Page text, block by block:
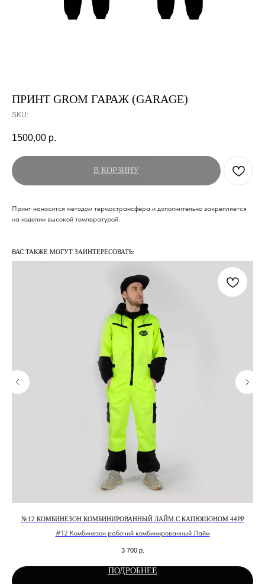
ПРИНТ GROM ГАРАЖ (GARAGE)
SKU:
1500,00 р.
В КОРЗИНУ
Принт наносится методом термострансфера и дополнительно закрепляется
на изделии высокой температурой.
ВАС ТАКЖЕ МОГУТ ЗАИНТЕРЕСОВАТЬ:
№12 КОМБИНЕЗОН КОМБИНИРОВАННЫЙ ЛАЙМ С КАПЮШОНОМ 44РР
#12 Комбинезон рабочий комбинированный Лайм
3 700 р.
ПОДРОБНЕЕ